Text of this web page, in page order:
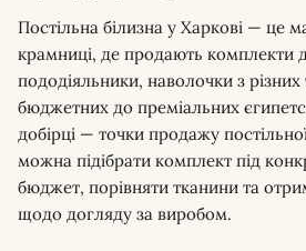
Постільна білизна у Харкові — це
крамниці, де продають комплекти
пододіяльники, наволочки з різних
бюджетних до преміальних
добірці — точки продажу
можна підібрати комплект під
бюджет, порівняти тканини та
щодо догляду за виробом.